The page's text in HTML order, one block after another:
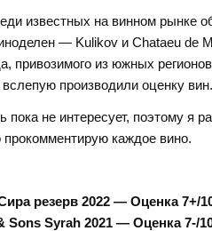
известных на винном рынке
— Kulikov и Chataeu de
привозимого из южных
производили оценку вин.
пока не интересует, поэтому я
прокомментирую каждое вино.
резерв 2022 — Оценка 7+/
Sons Syrah 2021 — Оценка 7-/